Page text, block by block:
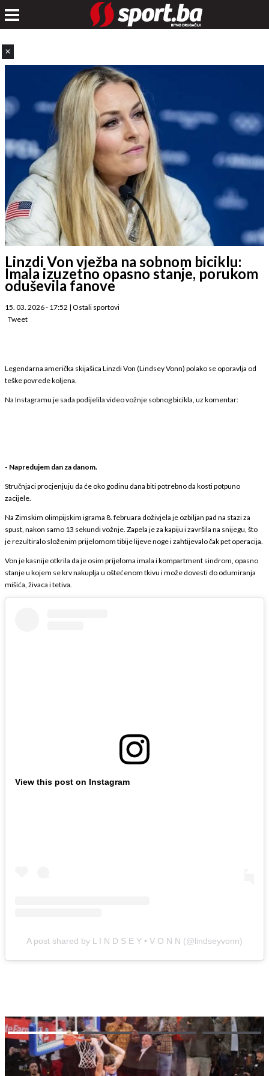
✕
Linzdi Von vježba na sobnom biciklu:
Imala izuzetno opasno stanje, porukom
oduševila fanove
15. 03. 2026 - 17:52 | Ostali sportovi
Tweet
Legendarna američka skijašica Linzdi Von (Lindsey Vonn) polako se oporavlja od
teške povrede koljena.
Na Instagramu je sada podijelila video vožnje sobnog bicikla, uz komentar:
- Napredujem dan za danom.
Stručnjaci procjenjuju da će oko godinu dana biti potrebno da kosti potpuno
zacijele.
Na Zimskim olimpijskim igrama 8. februara doživjela je ozbiljan pad na stazi za
spust, nakon samo 13 sekundi vožnje. Zapela je za kapiju i završila na snijegu, što
je rezultiralo složenim prijelomom tibije lijeve noge i zahtijevalo čak pet operacija.
Von je kasnije otkrila da je osim prijeloma imala i kompartment sindrom, opasno
stanje u kojem se krv nakuplja u oštećenom tkivu i može dovesti do odumiranja
mišića, živaca i tetiva.
View this post on Instagram
A post shared by L I N D S E Y • V O N N (@lindseyvonn)